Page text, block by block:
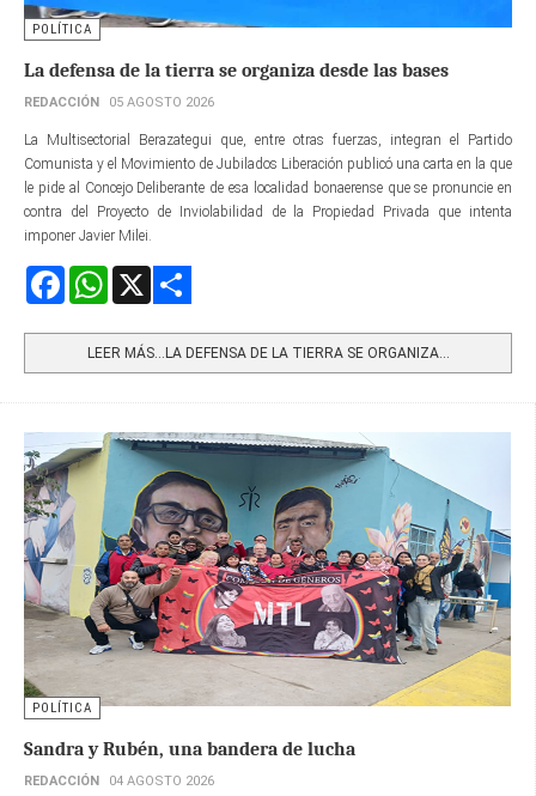
POLÍTICA
La defensa de la tierra se organiza desde las bases
REDACCIÓN 05 AGOSTO 2026
La Multisectorial Berazategui que, entre otras fuerzas, integran el Partido
Comunista y el Movimiento de Jubilados Liberación publicó una carta en la que
le pide al Concejo Deliberante de esa localidad bonaerense que se pronuncie en
contra del Proyecto de Inviolabilidad de la Propiedad Privada que intenta
imponer Javier Milei.
FacebookWhatsApp
LEER MÁS…LA DEFENSA DE LA TIERRA SE ORGANIZA...
POLÍTICA
Sandra y Rubén, una bandera de lucha
REDACCIÓN 04 AGOSTO 2026